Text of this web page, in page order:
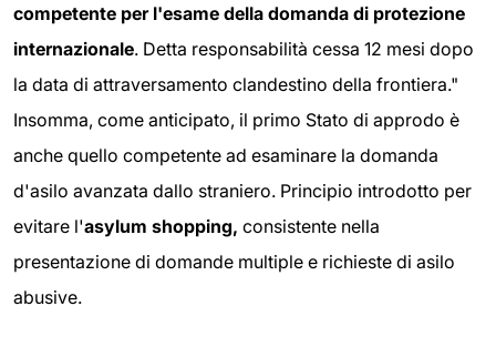
competente per l'esame della domanda di protezione
internazionale. Detta responsabilità cessa 12 mesi dopo
la data di attraversamento clandestino della frontiera."
Insomma, come anticipato, il primo Stato di approdo è
anche quello competente ad esaminare la domanda
d'asilo avanzata dallo straniero. Principio introdotto per
evitare l'asylum shopping, consistente nella
presentazione di domande multiple e richieste di asilo
abusive.